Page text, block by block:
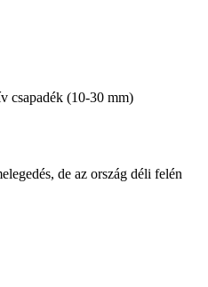
csapadék (10-30 mm)
de az ország déli felén